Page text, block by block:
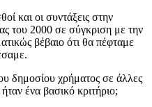
και οι συντάξεις στην
του 2000 σε σύγκριση με την
βέβαιο ότι θα πέφταμε
δημοσίου χρήματος σε άλλες
ένα βασικό κριτήριο;